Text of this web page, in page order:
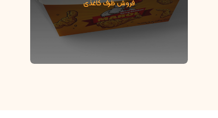
فروش ظرف کاغذی